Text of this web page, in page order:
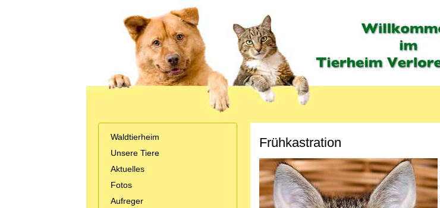
Waldtierheim
Unsere Tiere
Aktuelles
Fotos
Aufreger
Frühkastration